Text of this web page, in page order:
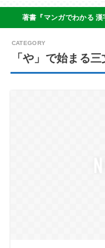
著書『マンガでわかる
「や」で始まる